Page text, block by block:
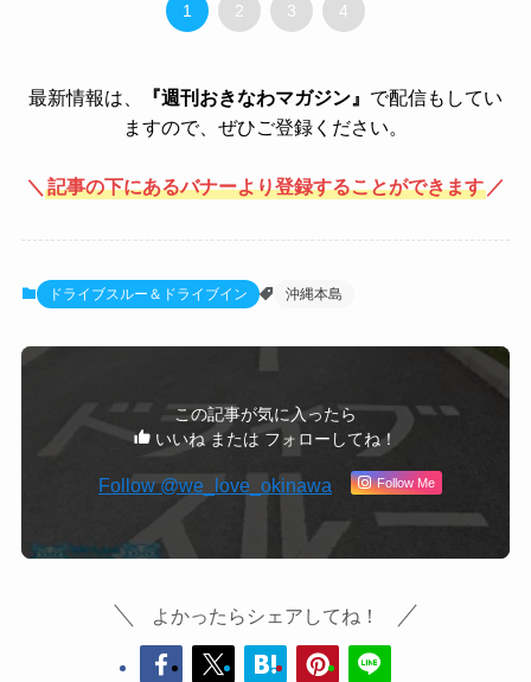
1 2 3 4
最新情報は、 『週刊おきなわマガジン』 で配信もしてい
ますので、ぜひご登録ください。
＼ 記事の下にあるバナーより登録することができます ／
ドライブスルー＆ドライブイン 沖縄本島
この記事が気に入ったら
いいね または フォローしてね！
Follow Me
よかったらシェアしてね！